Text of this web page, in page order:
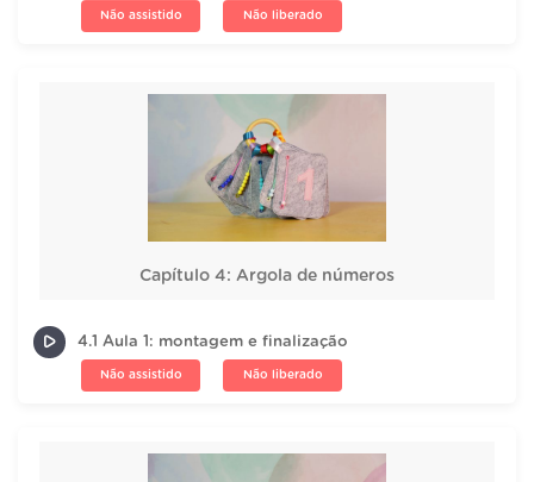
Não assistido Não liberado
Capítulo 4: Argola de números
4.1 Aula 1: montagem e finalização
Não assistido Não liberado